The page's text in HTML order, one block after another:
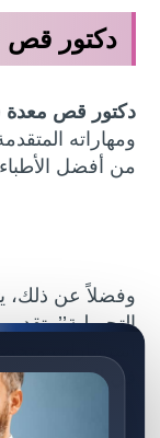
دكتور قص
دكتور قص معدة
ومهاراته
من أفضل
وفضلاً عن ذلك،
التجميلية’’
استشارات
في الاردنودعم